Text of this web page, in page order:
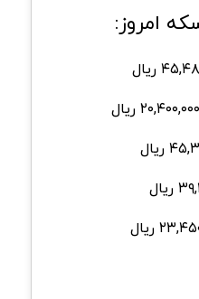
امروز: